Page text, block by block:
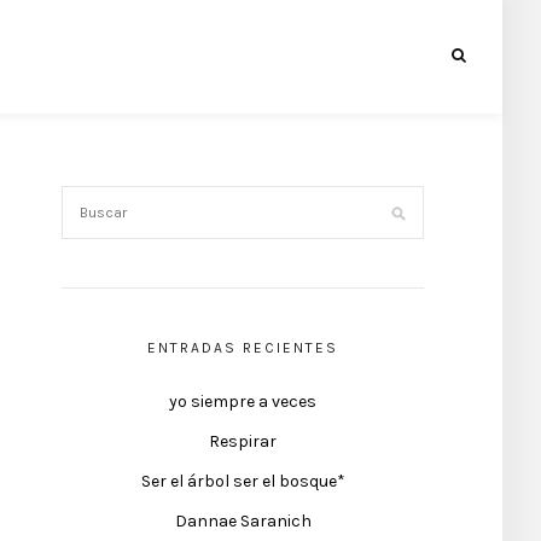
ENTRADAS RECIENTES
yo siempre a veces
Respirar
Ser el árbol ser el bosque*
Dannae Saranich